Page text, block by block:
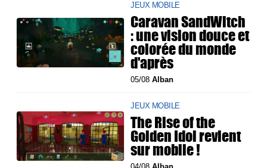
JEUX MOBILE
Caravan SandWitch
: une vision douce et
colorée du monde
d'après
05/08Alban
JEUX MOBILE
The Rise of the
Golden Idol revient
sur mobile !